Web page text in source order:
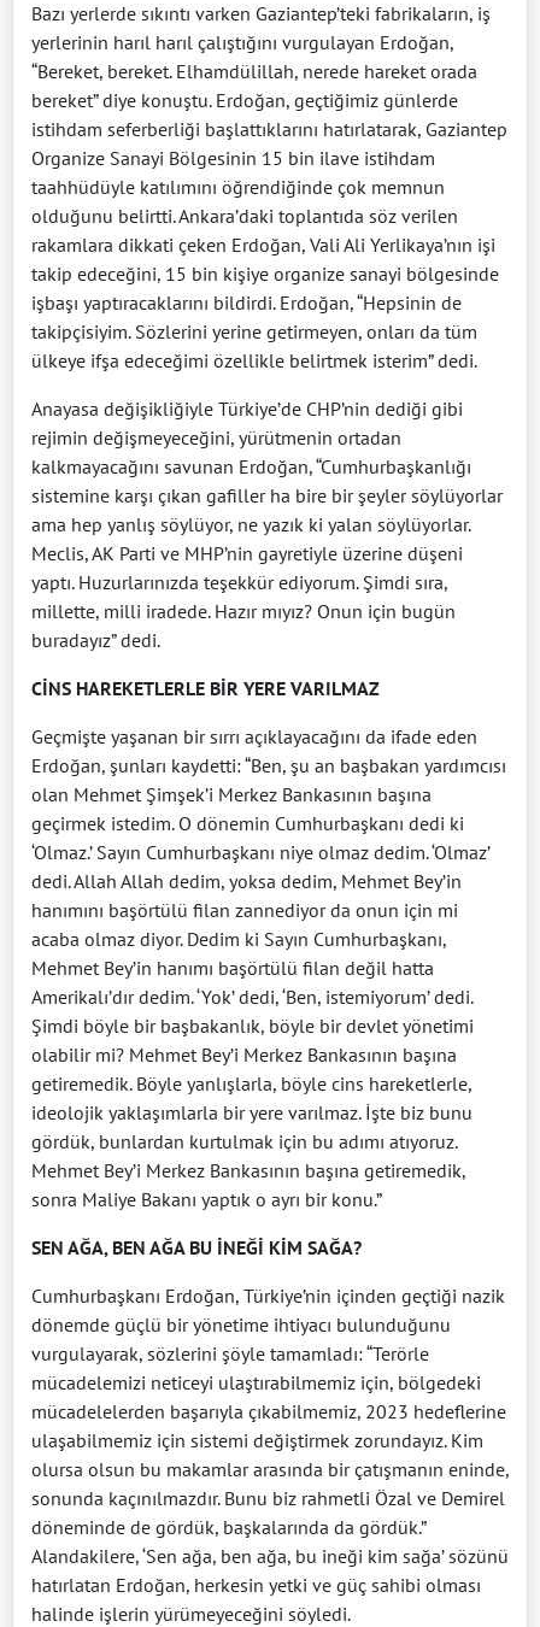
Bazı yerlerde sıkıntı varken Gaziantep’teki fabrikaların, iş
yerlerinin harıl harıl çalıştığını vurgulayan Erdoğan,
“Bereket, bereket. Elhamdülillah, nerede hareket orada
bereket” diye konuştu. Erdoğan, geçtiğimiz günlerde
istihdam seferberliği başlattıklarını hatırlatarak, Gaziantep
Organize Sanayi Bölgesinin 15 bin ilave istihdam
taahhüdüyle katılımını öğrendiğinde çok memnun
olduğunu belirtti. Ankara’daki toplantıda söz verilen
rakamlara dikkati çeken Erdoğan, Vali Ali Yerlikaya’nın işi
takip edeceğini, 15 bin kişiye organize sanayi bölgesinde
işbaşı yaptıracaklarını bildirdi. Erdoğan, “Hepsinin de
takipçisiyim. Sözlerini yerine getirmeyen, onları da tüm
ülkeye ifşa edeceğimi özellikle belirtmek isterim” dedi.
Anayasa değişikliğiyle Türkiye’de CHP’nin dediği gibi
rejimin değişmeyeceğini, yürütmenin ortadan
kalkmayacağını savunan Erdoğan, “Cumhurbaşkanlığı
sistemine karşı çıkan gafiller ha bire bir şeyler söylüyorlar
ama hep yanlış söylüyor, ne yazık ki yalan söylüyorlar.
Meclis, AK Parti ve MHP’nin gayretiyle üzerine düşeni
yaptı. Huzurlarınızda teşekkür ediyorum. Şimdi sıra,
millette, milli iradede. Hazır mıyız? Onun için bugün
buradayız” dedi.
CİNS HAREKETLERLE BİR YERE VARILMAZ
Geçmişte yaşanan bir sırrı açıklayacağını da ifade eden
Erdoğan, şunları kaydetti: “Ben, şu an başbakan yardımcısı
olan Mehmet Şimşek’i Merkez Bankasının başına
geçirmek istedim. O dönemin Cumhurbaşkanı dedi ki
‘Olmaz.’ Sayın Cumhurbaşkanı niye olmaz dedim. ‘Olmaz’
dedi. Allah Allah dedim, yoksa dedim, Mehmet Bey’in
hanımını başörtülü filan zannediyor da onun için mi
acaba olmaz diyor. Dedim ki Sayın Cumhurbaşkanı,
Mehmet Bey’in hanımı başörtülü filan değil hatta
Amerikalı’dır dedim. ‘Yok’ dedi, ‘Ben, istemiyorum’ dedi.
Şimdi böyle bir başbakanlık, böyle bir devlet yönetimi
olabilir mi? Mehmet Bey’i Merkez Bankasının başına
getiremedik. Böyle yanlışlarla, böyle cins hareketlerle,
ideolojik yaklaşımlarla bir yere varılmaz. İşte biz bunu
gördük, bunlardan kurtulmak için bu adımı atıyoruz.
Mehmet Bey’i Merkez Bankasının başına getiremedik,
sonra Maliye Bakanı yaptık o ayrı bir konu.”
SEN AĞA, BEN AĞA BU İNEĞİ KİM SAĞA?
Cumhurbaşkanı Erdoğan, Türkiye’nin içinden geçtiği nazik
dönemde güçlü bir yönetime ihtiyacı bulunduğunu
vurgulayarak, sözlerini şöyle tamamladı: “Terörle
mücadelemizi neticeyi ulaştırabilmemiz için, bölgedeki
mücadelelerden başarıyla çıkabilmemiz, 2023 hedeflerine
ulaşabilmemiz için sistemi değiştirmek zorundayız. Kim
olursa olsun bu makamlar arasında bir çatışmanın eninde,
sonunda kaçınılmazdır. Bunu biz rahmetli Özal ve Demirel
döneminde de gördük, başkalarında da gördük.”
Alandakilere, ‘Sen ağa, ben ağa, bu ineği kim sağa’ sözünü
hatırlatan Erdoğan, herkesin yetki ve güç sahibi olması
halinde işlerin yürümeyeceğini söyledi.